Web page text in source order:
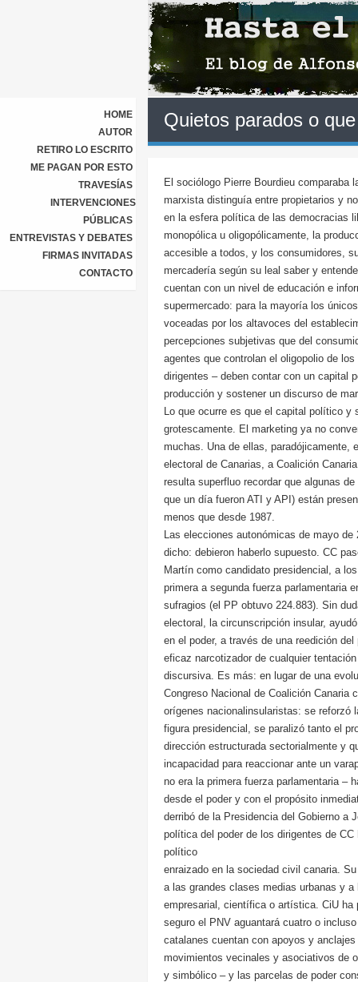
HOME
AUTOR
RETIRO LO ESCRITO
ME PAGAN POR ESTO
TRAVESÍAS
INTERVENCIONES
PÚBLICAS
ENTREVISTAS Y DEBATES
FIRMAS INVITADAS
CONTACTO
Quietos parados o
El sociólogo Pierre Bourdieu
marxista distinguía entre propietarios y
en la esfera política de las democracias
monopólica u oligopólicamente, la
accesible a todos, y los consumidores,
mercadería según su leal saber y
cuentan con un nivel de educación e
supermercado: para la mayoría los
voceadas por los altavoces del
percepciones subjetivas que del
agentes que controlan el oligopolio de
dirigentes – deben contar con un capital
producción y sostener un discurso de
Lo que ocurre es que el capital político
grotescamente. El marketing ya no
muchas. Una de ellas, paradójicamente,
electoral de Canarias, a Coalición
resulta superfluo recordar que algunas
que un día fueron ATI y API) están
menos que desde 1987.
Las elecciones autonómicas de mayo
dicho: debieron haberlo supuesto. CC
Martín como candidato presidencial, a
primera a segunda fuerza parlamentaria
sufragios (el PP obtuvo 224.883). Sin
electoral, la circunscripción insular,
en el poder, a través de una reedición
eficaz narcotizador de cualquier
discursiva. Es más: en lugar de una
Congreso Nacional de Coalición Canaria
orígenes nacionalinsularistas: se reforzó
figura presidencial, se paralizó tanto el
dirección estructurada sectorialmente y
incapacidad para reaccionar ante un
no era la primera fuerza parlamentaria –
desde el poder y con el propósito
derribó de la Presidencia del Gobierno a
política del poder de los dirigentes de
político
enraizado en la sociedad civil canaria.
a las grandes clases medias urbanas y
empresarial, científica o artística. CiU ha
seguro el PNV aguantará cuatro o
catalanes cuentan con apoyos y
movimientos vecinales y asociativos de
y simbólico – y las parcelas de poder